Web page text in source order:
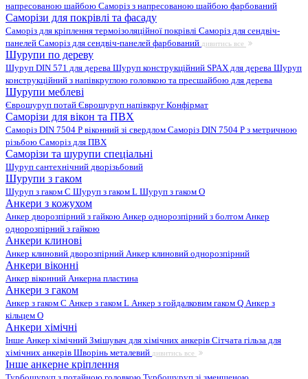
напресованою шайбою Саморіз з напресованою шайбою фарбований
Саморізи для покрівлі та фасаду
Саморіз для кріплення термоізоляційної покрівлі Саморіз для сендвіч-
панелей Саморіз для сендвіч-панелей фарбований дивитись все
Шурупи по дереву
Шуруп DIN 571 для дерева Шуруп конструкційний SPAX для дерева Шуруп
конструкційний з напівкруглою головкою та пресшайбою для дерева
Шурупи меблеві
Єврошуруп потай Єврошуруп напівкруг Конфірмат
Саморізи для вікон та ПВХ
Саморіз DIN 7504 P віконний зі свердлом Саморіз DIN 7504 P з метричною
різьбою Саморіз для ПВХ
Саморізи та шурупи спеціальні
Шуруп сантехнічний дворізьбовий
Шурупи з гаком
Шуруп з гаком C Шуруп з гаком L Шуруп з гаком O
Анкери з кожухом
Анкер дворозпірний з гайкою Анкер однорозпірний з болтом Анкер
однорозпірний з гайкою
Анкери клинові
Анкер клиновий дворозпірний Анкер клиновий однорозпірний
Анкери віконні
Анкер віконний Анкерна пластина
Анкери з гаком
Анкер з гаком C Анкер з гаком L Анкер з гойдалковим гаком Q Анкер з
кільцем O
Анкери хімічні
Інше Анкер хімічний Змішувач для хімічних анкерів Сітчата гільза для
хімічних анкерів Шворінь металевий дивитись все
Інше анкерне кріплення